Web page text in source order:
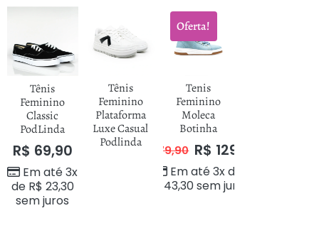
Tênis
Feminino
Classic
PodLinda
R$ 69,90
Em até 3x
de R$ 23,30
sem juros
Tênis
Feminino
Plataforma
Luxe Casual
Podlinda
Oferta!
Tenis
Feminino
Moleca
Botinha
R$ 179,90 R$ 129,90
Em até 3x de
43,30sem juros